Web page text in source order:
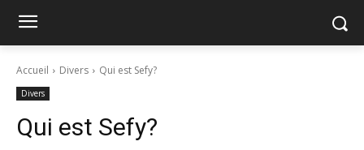
Accueil Divers Qui est Sefy?
Divers
Qui est Sefy?